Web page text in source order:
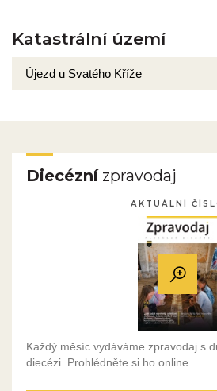
Katastrální území
Újezd u Svatého Kříže
Diecéznízpravodaj
AKTUÁLNÍ
Každý měsíc vydáváme zpravodaj s
diecézi. Prohlédněte si ho online.